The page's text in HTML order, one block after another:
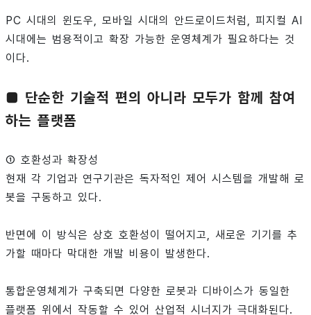
PC 시대의 윈도우, 모바일 시대의 안드로이드처럼, 피지컬 AI
시대에는 범용적이고 확장 가능한 운영체계가 필요하다는 것
이다.
■ 단순한 기술적 편의 아니라 모두가 함께 참여
하는 플랫폼
① 호환성과 확장성
현재 각 기업과 연구기관은 독자적인 제어 시스템을 개발해 로
봇을 구동하고 있다.
반면에 이 방식은 상호 호환성이 떨어지고, 새로운 기기를 추
가할 때마다 막대한 개발 비용이 발생한다.
통합운영체계가 구축되면 다양한 로봇과 디바이스가 동일한
플랫폼 위에서 작동할 수 있어 산업적 시너지가 극대화된다.